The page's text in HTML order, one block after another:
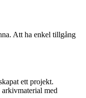
Att ha enkel tillgång
ett projekt.
med